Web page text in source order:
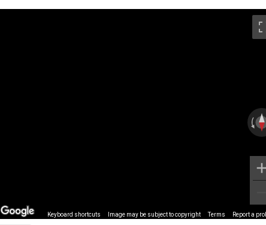
Keyboard shortcuts Image may be subject to copyright Terms Report a